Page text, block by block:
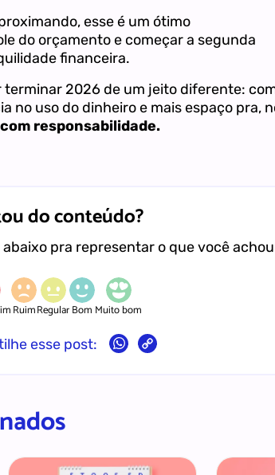
esse é um ótimo
do orçamento e começar a segunda
financeira.
2026 de um jeito diferente:
no uso do dinheiro e mais espaço pra,
responsabilidade.
do conteúdo?
pra representar o que você
RuimRegularBom Muito bom
esse post: